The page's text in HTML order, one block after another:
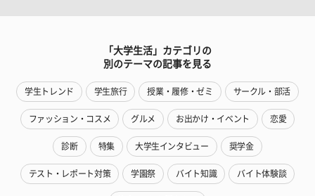
「大学生活」カテゴリの
別のテーマの記事を見る
学生トレンド 学生旅行 授業・履修・ゼミ サークル・部活
ファッション・コスメ グルメ お出かけ・イベント 恋愛
診断 特集 大学生インタビュー 奨学金
テスト・レポート対策 学園祭 バイト知識 バイト体験談